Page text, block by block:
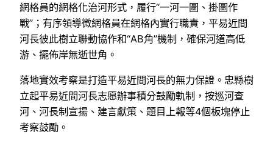
網格員的網格化治河形式，履行“一河一圖、掛圖作
戰”；有序領導微網格員在網格內實行職責，平易近間
河長彼此樹立聯動協作和“AB角”機制，確保河道高低
游、擺佈岸無逝世角。
落地實效考察是打造平易近間河長的無力保證。忠縣樹
立起平易近間河長志愿辦事積分鼓勵軌制，按巡河查
河、河長制宣揚、建言獻策、題目上報等4個板塊停止
考察鼓勵。